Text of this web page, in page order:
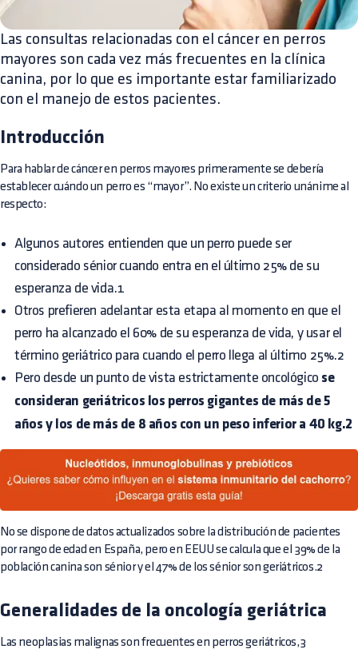
Las consultas relacionadas con el cáncer en perros
mayores son cada vez más frecuentes en la clínica
canina, por lo que es importante estar familiarizado
con el manejo de estos pacientes.
Introducción
Para hablar de cáncer en perros mayores primeramente se debería
establecer cuándo un perro es “mayor”. No existe un criterio unánime al
respecto:
Algunos autores entienden que un perro puede ser
considerado sénior cuando entra en el último 25% de su
esperanza de vida.1
Otros prefieren adelantar esta etapa al momento en que el
perro ha alcanzado el 60% de su esperanza de vida, y usar el
término geriátrico para cuando el perro llega al último 25%.2
Pero desde un punto de vista estrictamente oncológico se
consideran geriátricos los perros gigantes de más de 5
años y los de más de 8 años con un peso inferior a 40 kg.2
No se dispone de datos actualizados sobre la distribución de pacientes
por rango de edad en España, pero en EEUU se calcula que el 39% de la
población canina son sénior y el 47% de los sénior son geriátricos.2
Generalidades de la oncología geriátrica
Las neoplasias malignas son frecuentes en perros geriátricos,3